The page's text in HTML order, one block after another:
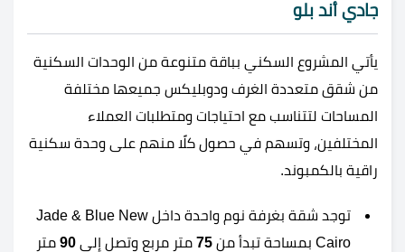
جادي أند بلو
يأتي المشروع السكني بباقة متنوعة من الوحدات السكنية
من شقق متعددة الغرف ودوبليكس جميعها مختلفة
المساحات لتتناسب مع احتياجات ومتطلبات العملاء
المختلفين، وتسهم في حصول كلًا منهم على وحدة سكنية
راقية بالكمبوند.
توجد شقة بغرفة نوم واحدة داخل Jade & Blue New
Cairo بمساحة تبدأ من
75 متر مربع وتصل إلى 90 متر